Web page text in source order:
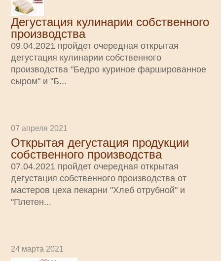
Дегустация кулинарии собственного
производства
09.04.2021 пройдет очередная открытая
дегустация кулинарии собственного
производства "Бедро куриное фаршированное
сыром" и "Б...
07 апреля 2021
Открытая дегустация продукции
собственного производства
07.04.2021 пройдет очередная открытая
дегустация собственного производства от
мастеров цеха пекарни "Хлеб отрубной" и
"Плетен...
24 марта 2021